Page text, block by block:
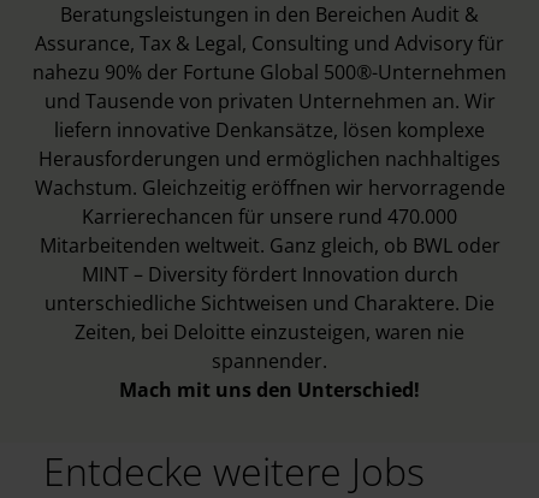
Beratungsleistungen in den Bereichen Audit &
Assurance, Tax & Legal, Consulting und Advisory für
nahezu 90% der Fortune Global 500®-Unternehmen
und Tausende von privaten Unternehmen an. Wir
liefern innovative Denkansätze, lösen komplexe
Herausforderungen und ermöglichen nachhaltiges
Wachstum. Gleichzeitig eröffnen wir hervorragende
Karrierechancen für unsere rund 470.000
Mitarbeitenden weltweit. Ganz gleich, ob BWL oder
MINT – Diversity fördert Innovation durch
unterschiedliche Sichtweisen und Charaktere. Die
Zeiten, bei Deloitte einzusteigen, waren nie
spannender.
Mach mit uns den Unterschied!
Entdecke weitere Jobs